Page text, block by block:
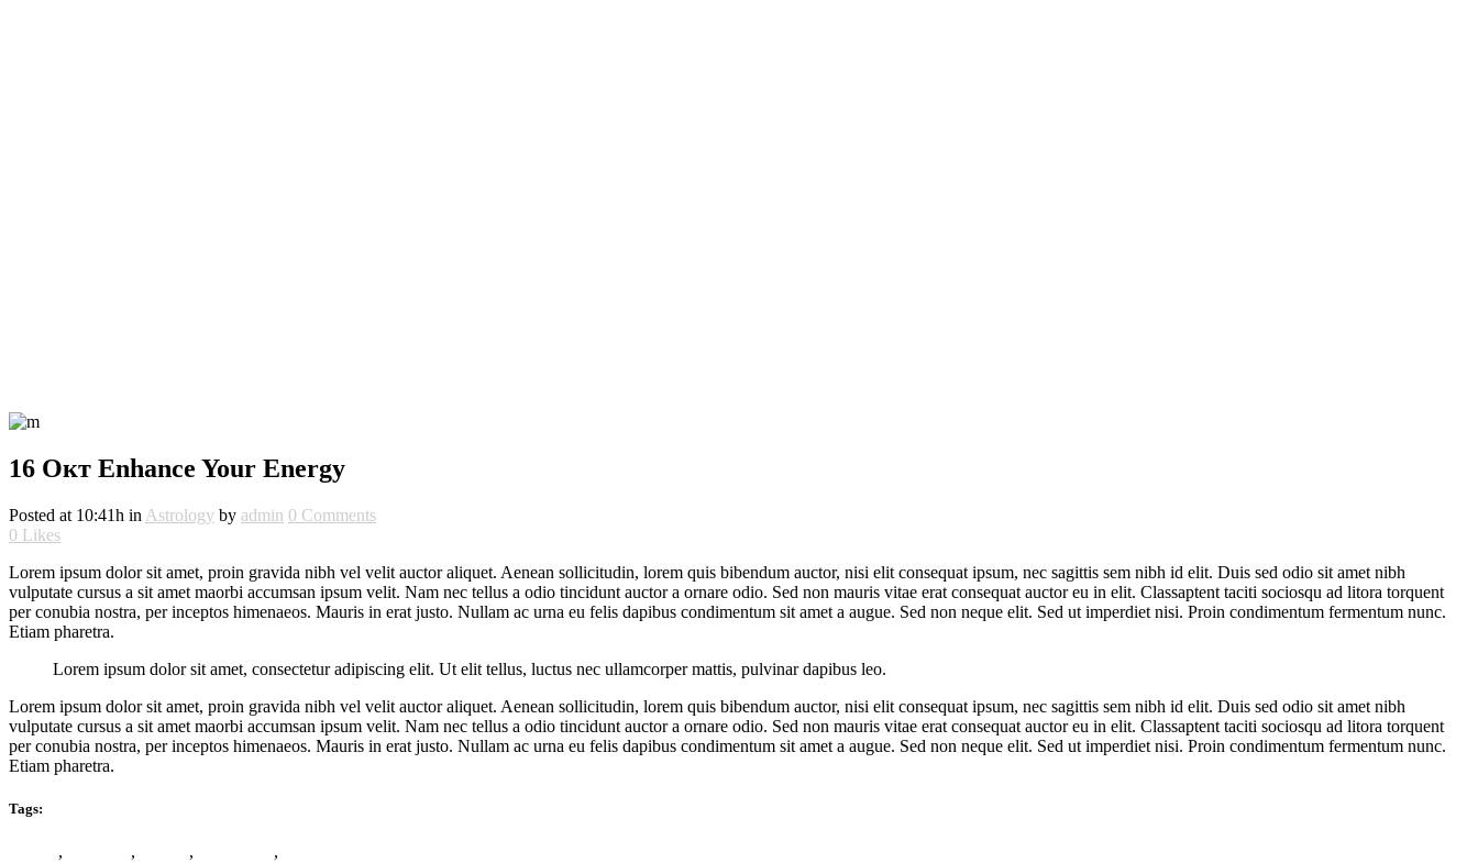
16 Окт Enhance Your Energy
Posted at 10:41h in Astrology by admin 0 Comments
0 Likes
Lorem ipsum dolor sit amet, proin gravida nibh vel velit auctor aliquet. Aenean sollicitudin, lorem quis bibendum auctor, nisi elit consequat ipsum, nec sagittis sem nibh id elit. Duis sed odio sit amet nibh
vulputate cursus a sit amet maorbi accumsan ipsum velit. Nam nec tellus a odio tincidunt auctor a ornare odio. Sed non mauris vitae erat consequat auctor eu in elit. Classaptent taciti sociosqu ad litora torquent
per conubia nostra, per inceptos himenaeos. Mauris in erat justo. Nullam ac urna eu felis dapibus condimentum sit amet a augue. Sed non neque elit. Sed ut imperdiet nisi. Proin condimentum fermentum nunc.
Etiam pharetra.
Lorem ipsum dolor sit amet, consectetur adipiscing elit. Ut elit tellus, luctus nec ullamcorper mattis, pulvinar dapibus leo.
Lorem ipsum dolor sit amet, proin gravida nibh vel velit auctor aliquet. Aenean sollicitudin, lorem quis bibendum auctor, nisi elit consequat ipsum, nec sagittis sem nibh id elit. Duis sed odio sit amet nibh
vulputate cursus a sit amet maorbi accumsan ipsum velit. Nam nec tellus a odio tincidunt auctor a ornare odio. Sed non mauris vitae erat consequat auctor eu in elit. Classaptent taciti sociosqu ad litora torquent
per conubia nostra, per inceptos himenaeos. Mauris in erat justo. Nullam ac urna eu felis dapibus condimentum sit amet a augue. Sed non neque elit. Sed ut imperdiet nisi. Proin condimentum fermentum nunc.
Etiam pharetra.
Tags:
, , , ,